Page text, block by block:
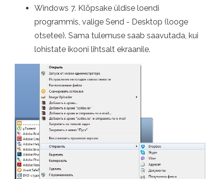
Windows 7. Klõpsake üldise loendi
programmis, valige Send - Desktop (looge
otsetee). Sama tulemuse saab saavutada, kui
lohistate ikooni lihtsalt ekraanile.